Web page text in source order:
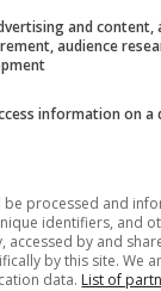
and content,
audience
information on a
be processed and
identifiers, and
accessed by and
by this site. We
data. List of